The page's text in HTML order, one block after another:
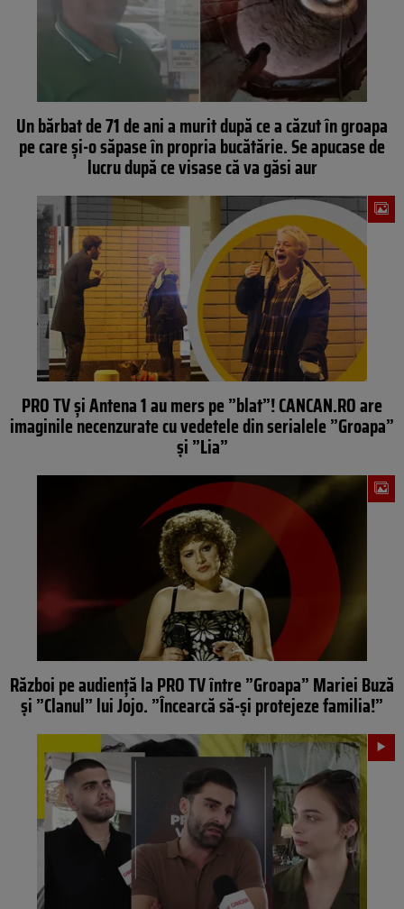
Un bărbat de 71 de ani a murit după ce a căzut în groapa
pe care și-o săpase în propria bucătărie. Se apucase de
lucru după ce visase că va găsi aur
PRO TV și Antena 1 au mers pe ”blat”! CANCAN.RO are
imaginile necenzurate cu vedetele din serialele ”Groapa”
și ”Lia”
Război pe audiență la PRO TV între ”Groapa” Mariei Buză
și ”Clanul” lui Jojo. ”Încearcă să-și protejeze familia!”